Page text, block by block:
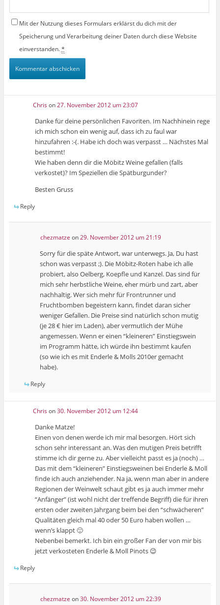
Mit der Nutzung dieses Formulars erklärst du dich mit der
Speicherung und Verarbeitung deiner Daten durch diese Website
einverstanden.*
Chrison27. November 2012 um 23:07
Danke für deine persönlichen Favoriten. Im Nachhinein rege
ich mich schon ein wenig auf, dass ich zu faul war
hinzufahren :-(. Habe ich doch was verpasst … Nächstes Mal
bestimmt!
Wie haben denn dir die Möbitz Weine gefallen (falls
verkostet)? Im Speziellen die Spätburgunder?
Besten Gruss
Reply
chezmatze on29. November 2012 um 21:19
Sorry für die späte Antwort, war unterwegs. Ja, Du hast
schon was verpasst ;). Die Möbitz-Roten habe ich alle
probiert, also Oelberg, Koepfle und Kanzel. Das sind für
mich sehr herbstliche Weine, eher mürb und zart, aber
nachhaltig. Wer sich mehr für Frontrunner und
Fruchtbomben begeistern kann, findet daran sicher
weniger Gefallen. Die Preise sind natürlich schon mutig
(je 28 € hier im Laden), aber vermutlich der Mühe
angemessen. Wenn er einen “kleineren” Einstiegswein
im Programm hätte, ich würde ihn bestimmt kaufen
(so wie ich es mit Enderle & Molls 2010er gemacht
habe).
Reply
Chrison30. November 2012 um 12:44
Danke Matze!
Einen von denen werde ich mir mal besorgen. Hört sich
schon sehr interessant an. Was den mutigen Preis betrifft
stimme ich dir gerne zu. Aber vielleicht passt es ja (noch) …
Das mit dem “kleineren” Einstiegsweinen bei Enderle & Moll
finde ich auch anziehender. Na ja, wenn man aber in andere
Regionen der Weinwelt schaut gibt es ja auch immer mehr
“Anfänger” (ist wohl nicht der treffende Begriff) die für ihren
ersten oder zweiten Jahrgang beim bei den “schwächeren”
Qualitäten gleich mal 40 oder 50 Euro haben wollen …
wenn’s klappt 🙂
Nebenbei bemerkt. Ich bin ein großer Fan der von mir bis
jetzt verkosteten Enderle & Moll Pinots 😉
Reply
chezmatze on30. November 2012 um 22:39